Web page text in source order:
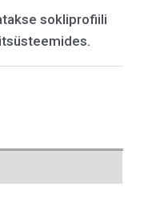
sokliprofiili